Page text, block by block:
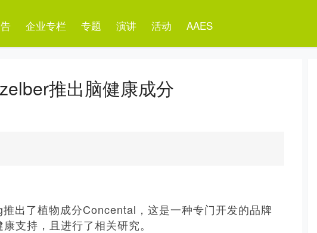
企业专栏 专题 演讲 活动 AAES
推出脑健康成分
出了植物成分Concental，这是一种专门开发的品牌
支持，且进行了相关研究。